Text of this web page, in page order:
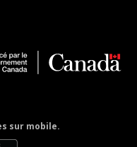
sur mobile.